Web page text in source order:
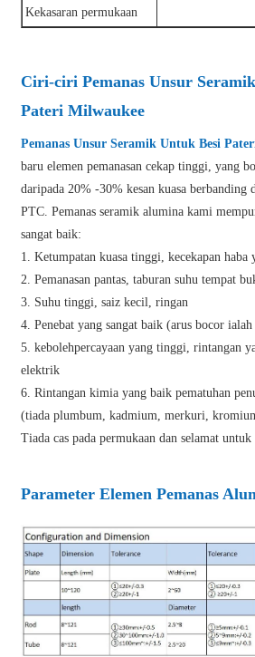
Kekasaran permukaan
Ciri-ciri Pemanas Unsur
Pateri Milwaukee
Pemanas Unsur Seramik Untuk Besi
baru elemen pemanasan cekap tinggi, yang
daripada 20% -30% kesan kuasa berbanding
PTC. Pemanas seramik alumina kami
sangat baik:
1. Ketumpatan kuasa tinggi, kecekapan haba
2. Pemanasan pantas, taburan suhu tempat
3. Suhu tinggi, saiz kecil, ringan
4. Penebat yang sangat baik (arus bocor ialah
5. kebolehpercayaan yang tinggi, rintangan
elektrik
6. Rintangan kimia yang baik pematuhan
(tiada plumbum, kadmium, merkuri,
Tiada cas pada permukaan dan selamat untuk
Parameter Elemen Pemanas